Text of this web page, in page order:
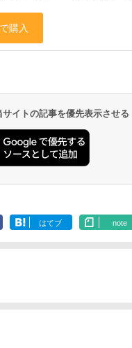
イトの記事を優先表示させる
はてブ note